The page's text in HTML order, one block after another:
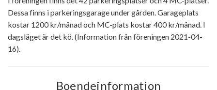
Dessa finns i parkeringsgarage under gården. Garageplats
kostar 1200 kr/månad och MC-plats kostar 400 kr/månad. I
dagsläget är det kö. (Information från föreningen 2021-04-
16).
Boendeinformation